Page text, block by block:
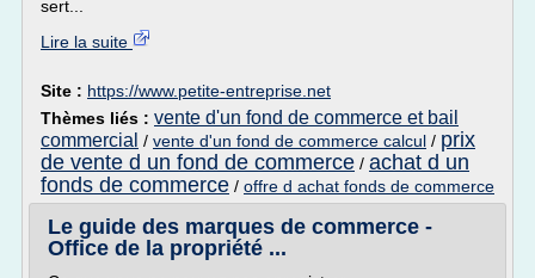
sert...
Lire la suite
Site : https://www.petite-entreprise.net
Thèmes liés : vente d'un fond de commerce et bail
commercial / vente d'un fond de commerce calcul / prix
de vente d un fond de commerce / achat d un
fonds de commerce / offre d achat fonds de commerce
Le guide des marques de commerce -
Office de la propriété ...